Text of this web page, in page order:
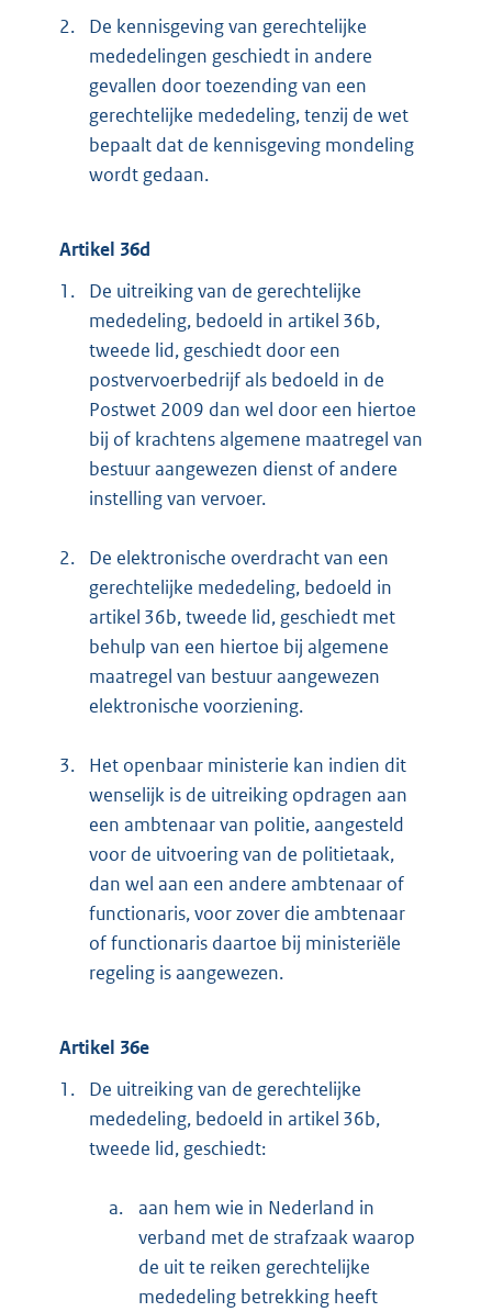
2.
De kennisgeving van gerechtelijke
mededelingen geschiedt in andere
gevallen door toezending van een
gerechtelijke mededeling, tenzij de wet
bepaalt dat de kennisgeving mondeling
wordt gedaan.
Artikel 36d
1.
De uitreiking van de gerechtelijke
mededeling, bedoeld in artikel 36b,
tweede lid, geschiedt door een
postvervoerbedrijf als bedoeld in de
Postwet 2009 dan wel door een hiertoe
bij of krachtens algemene maatregel van
bestuur aangewezen dienst of andere
instelling van vervoer.
2.
De elektronische overdracht van een
gerechtelijke mededeling, bedoeld in
artikel 36b, tweede lid, geschiedt met
behulp van een hiertoe bij algemene
maatregel van bestuur aangewezen
elektronische voorziening.
3.
Het openbaar ministerie kan indien dit
wenselijk is de uitreiking opdragen aan
een ambtenaar van politie, aangesteld
voor de uitvoering van de politietaak,
dan wel aan een andere ambtenaar of
functionaris, voor zover die ambtenaar
of functionaris daartoe bij ministeriële
regeling is aangewezen.
Artikel 36e
1.
De uitreiking van de gerechtelijke
mededeling, bedoeld in artikel 36b,
tweede lid, geschiedt:
a.
aan hem wie in Nederland in
verband met de strafzaak waarop
de uit te reiken gerechtelijke
mededeling betrekking heeft